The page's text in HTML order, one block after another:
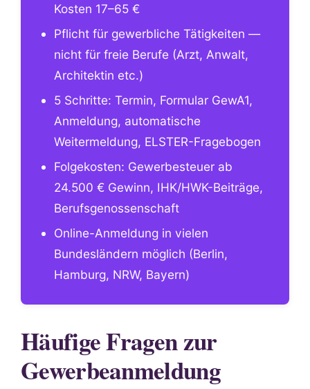
Kosten 17–65 €
Pflicht für gewerbliche Tätigkeiten —
nicht für freie Berufe (Arzt, Anwalt,
Architektin etc.)
5 Schritte: Termin, Formular GewA1,
Anmeldung, automatische
Weitermeldung, ELSTER-Fragebogen
Folgekosten: Gewerbesteuer ab
24.500 € Gewinn, IHK/HWK-Beiträge,
Berufsgenossenschaft
Online-Anmeldung in vielen
Bundesländern möglich (Berlin,
Hamburg, NRW, Bayern)
Häufige Fragen zur
Gewerbeanmeldung